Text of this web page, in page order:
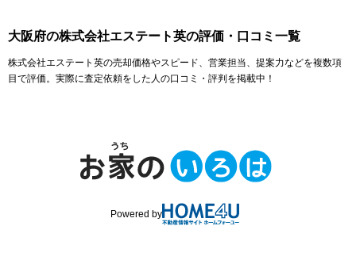
大阪府の株式会社エステート英の評価・口コミ一覧
株式会社エステート英の売却価格やスピード、営業担当、提案力などを複数項
目で評価。実際に査定依頼をした人の口コミ・評判を掲載中！
Powered by